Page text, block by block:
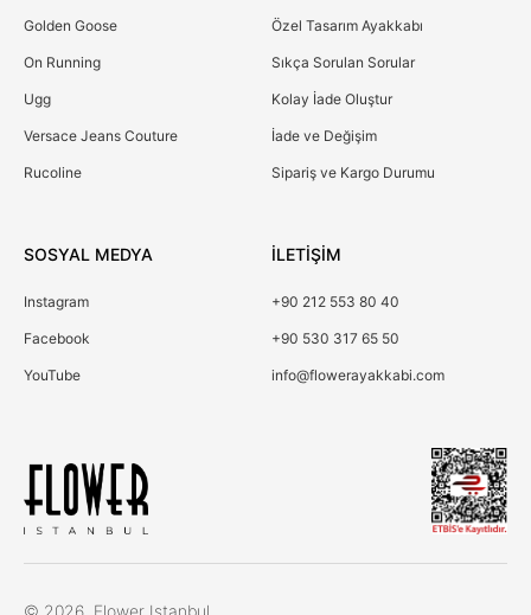
Golden Goose
On Running
Ugg
Versace Jeans Couture
Rucoline
Özel Tasarım Ayakkabı
Sıkça Sorulan Sorular
Kolay İade Oluştur
İade ve Değişim
Sipariş ve Kargo Durumu
SOSYAL MEDYA
Instagram
Facebook
YouTube
İLETİŞİM
+90 212 553 80 40
+90 530 317 65 50
info@flowerayakkabi.com